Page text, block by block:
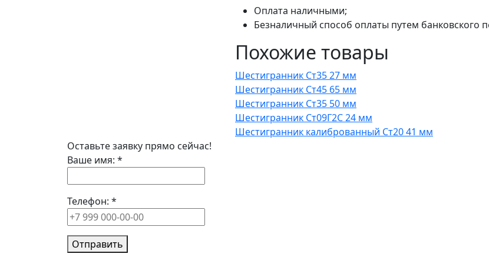
Оплата наличными;
Безналичный способ оплаты путем банковского
Похожие товары
Шестигранник Ст35 27 мм
Шестигранник Ст45 65 мм
Шестигранник Ст35 50 мм
Шестигранник Ст09Г2С 24 мм
Шестигранник калиброванный Ст20 41 мм
Оставьте заявку прямо сейчас!
Ваше имя: *
Телефон: *
Отправить